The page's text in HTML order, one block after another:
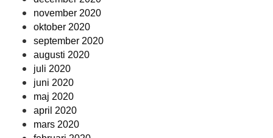
november 2020
oktober 2020
september 2020
augusti 2020
juli 2020
juni 2020
maj 2020
april 2020
mars 2020